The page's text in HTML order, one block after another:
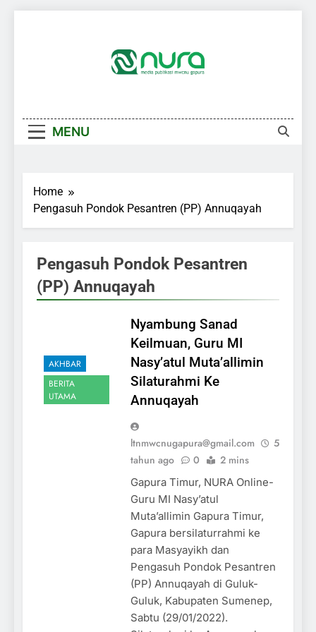
MENU
Home
Pengasuh Pondok Pesantren (PP) Annuqayah
Pengasuh Pondok Pesantren
(PP) Annuqayah
AKHBAR
BERITA
UTAMA
Nyambung Sanad
Keilmuan, Guru MI
Nasy’atul Muta’allimin
Silaturahmi Ke
Annuqayah
ltnmwcnugapura@gmail.com
5
tahun ago
0 2 mins
Gapura Timur, NURA Online-
Guru MI Nasy’atul
Muta’allimin Gapura Timur,
Gapura bersilaturrahmi ke
para Masyayikh dan
Pengasuh Pondok Pesantren
(PP) Annuqayah di Guluk-
Guluk, Kabupaten Sumenep,
Sabtu (29/01/2022).